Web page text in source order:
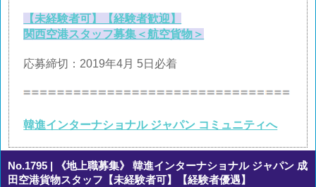
【未経験者可】【経験者歓迎】
関西空港スタッフ募集＜航空貨物＞
応募締切：2019年4月 5日必着
韓進インターナショナル ジャパン コミュニティへ
No.1795 | 《地上職募集》 韓進インターナショナル ジャパン 成
田空港貨物スタッフ【未経験者可】【経験者優遇】